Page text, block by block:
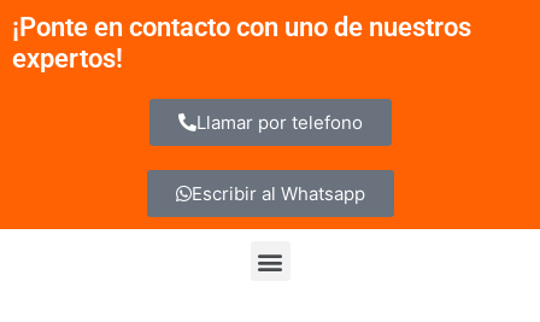
contenido
¡Ponte en contacto con uno de nuestros
expertos!
Llamar por telefono
Escribir al Whatsapp
Menu